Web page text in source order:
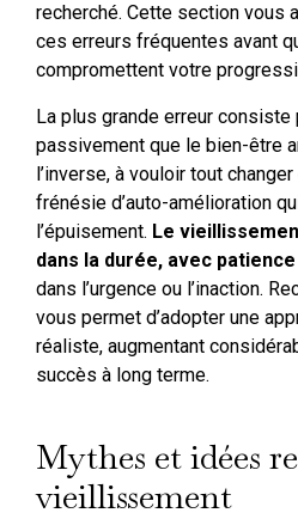
recherché. Cette section vous
ces erreurs fréquentes avant
compromettent votre
La plus grande erreur
passivement que le bien-être
l’inverse, à vouloir tout changer
frénésie d’auto-amélioration
l’épuisement. Le
dans la durée, avec
dans l’urgence ou l’inaction.
vous permet d’adopter une
réaliste, augmentant
succès à long terme.
Mythes et idées
vieillissement